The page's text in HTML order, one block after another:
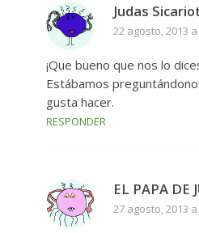
Judas
22 agosto, 2013
¡Que bueno que nos lo
Estábamos
gusta hacer.
RESPONDER
EL PAPA DE
27 agosto, 2013